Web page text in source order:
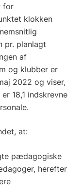
for
klokken
pr. planlagt
af
og klubber er
2022 og viser,
18,1 indskrevne
at:
pædagogiske
herefter